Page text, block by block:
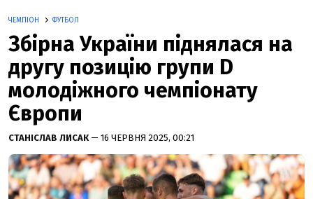
ЧЕМПІОН ФУТБОЛ
Збірна України піднялася на
другу позицію групи D
молодіжного чемпіонату
Європи
СТАНІСЛАВ ЛИСАК — 16 ЧЕРВНЯ 2025, 00:21